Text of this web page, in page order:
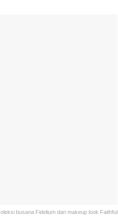
busana Fidelium dan makeup look Faithful